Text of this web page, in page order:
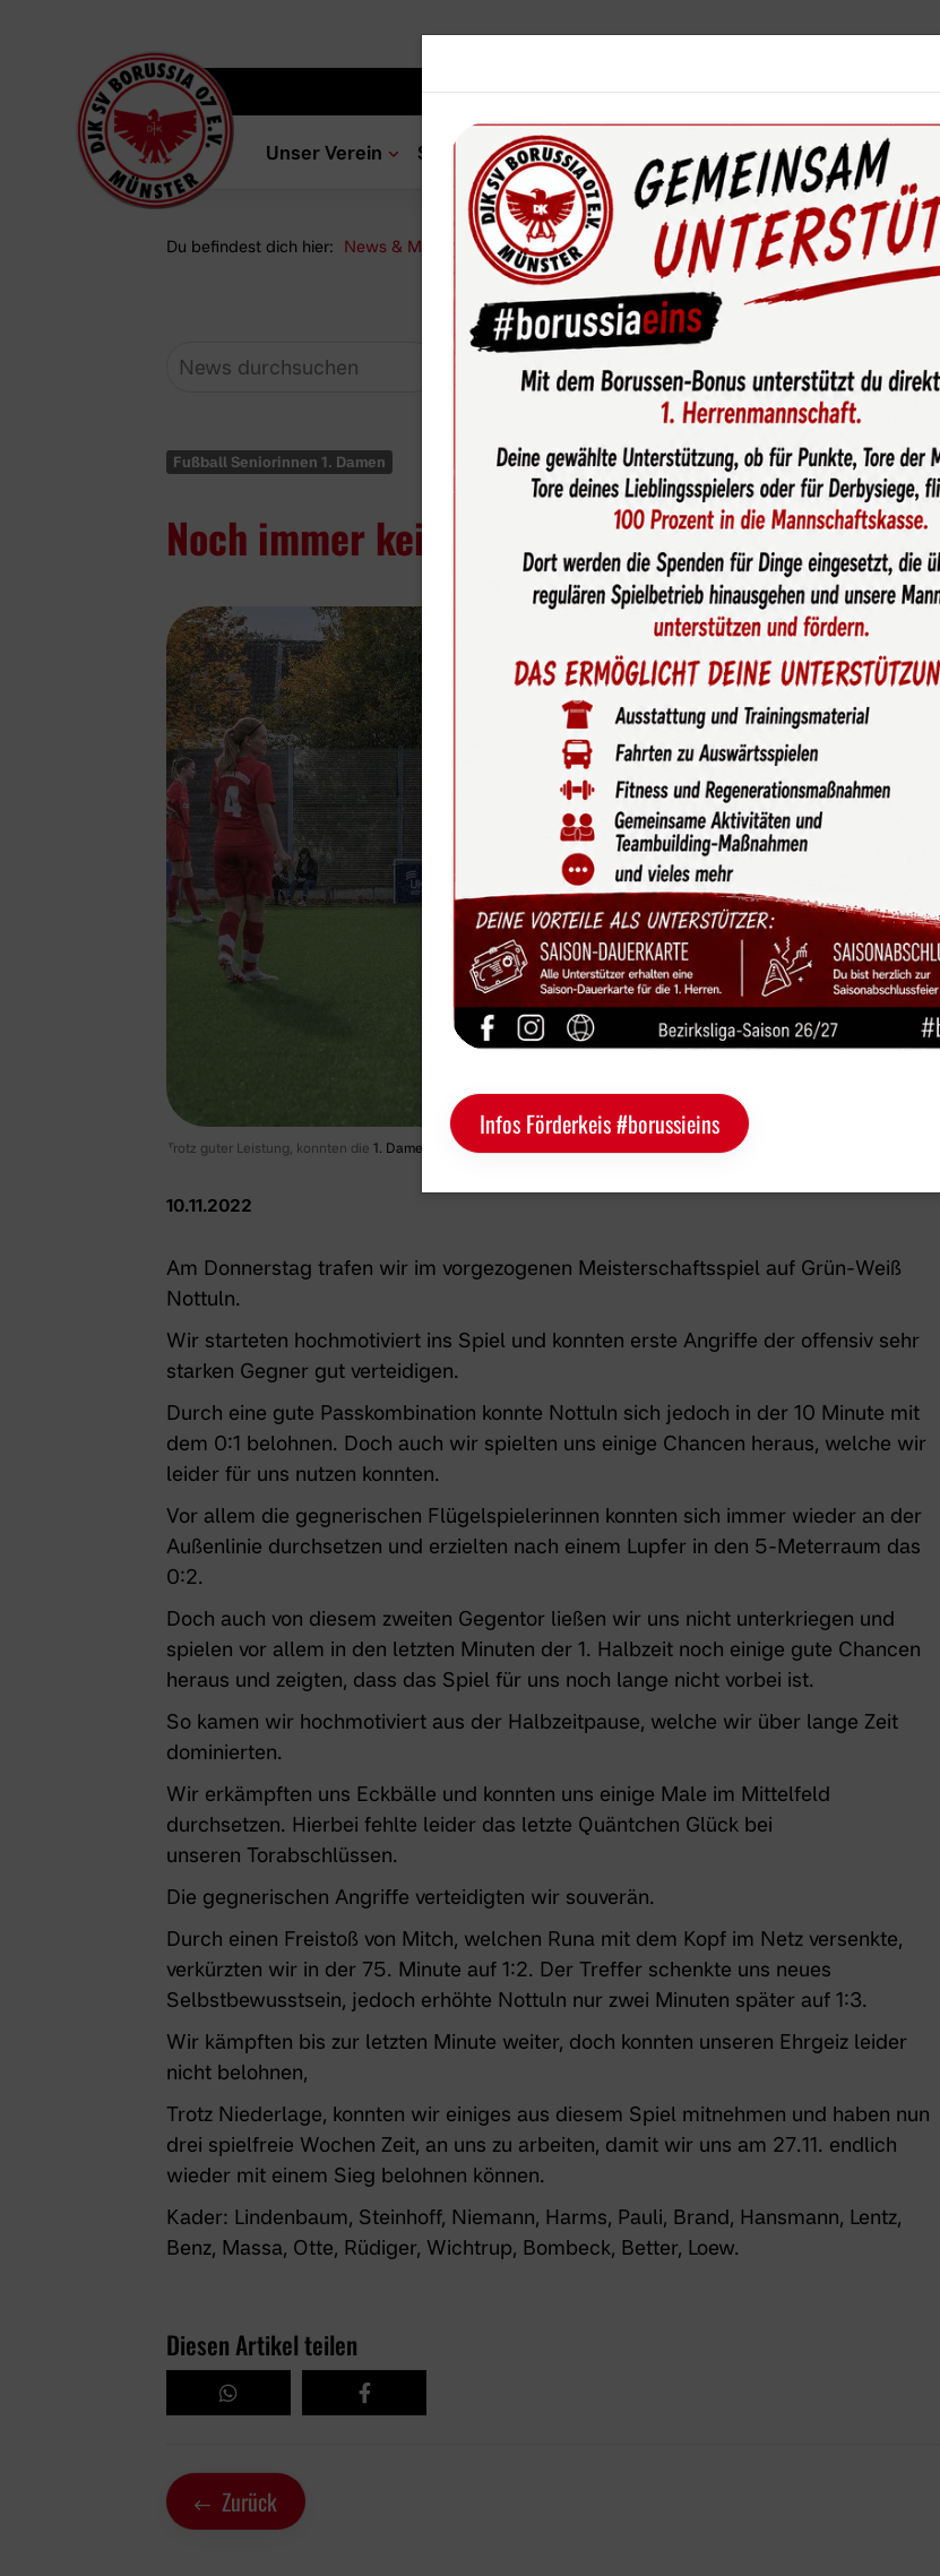
Unser Verein Sportangebot News & Media Service Sponsoren
Du befindest dich hier: News & Media Newsroom Noch immer keine Punkte für die 1. Damen
Fußball Seniorinnen 1. Damen
Noch immer keine Punkte für die 1. Damen
Trotz guter Leistung, konnten die 1. Damen keine Punkte für sich gewinnen.
10.11.2022
Am Donnerstag trafen wir im vorgezogenen Meisterschaftsspiel auf Grün-Weiß
Nottuln.
Wir starteten hochmotiviert ins Spiel und konnten erste Angriffe der offensiv sehr
starken Gegner gut verteidigen.
Durch eine gute Passkombination konnte Nottuln sich jedoch in der 10 Minute mit
dem 0:1 belohnen. Doch auch wir spielten uns einige Chancen heraus, welche wir
leider für uns nutzen konnten.
Vor allem die gegnerischen Flügelspielerinnen konnten sich immer wieder an der
Außenlinie durchsetzen und erzielten nach einem Lupfer in den 5-Meterraum das
0:2.
Doch auch von diesem zweiten Gegentor ließen wir uns nicht unterkriegen und
spielen vor allem in den letzten Minuten der 1. Halbzeit noch einige gute Chancen
heraus und zeigten, dass das Spiel für uns noch lange nicht vorbei ist.
So kamen wir hochmotiviert aus der Halbzeitpause, welche wir über lange Zeit
dominierten.
Wir erkämpften uns Eckbälle und konnten uns einige Male im Mittelfeld
durchsetzen. Hierbei fehlte leider das letzte Quäntchen Glück bei
unseren Torabschlüssen.
Die gegnerischen Angriffe verteidigten wir souverän.
Durch einen Freistoß von Mitch, welchen Runa mit dem Kopf im Netz versenkte,
verkürzten wir in der 75. Minute auf 1:2. Der Treffer schenkte uns neues
Selbstbewusstsein, jedoch erhöhte Nottuln nur zwei Minuten später auf 1:3.
Wir kämpften bis zur letzten Minute weiter, doch konnten unseren Ehrgeiz leider
nicht belohnen,
Trotz Niederlage, konnten wir einiges aus diesem Spiel mitnehmen und haben nun
drei spielfreie Wochen Zeit, an uns zu arbeiten, damit wir uns am 27.11. endlich
wieder mit einem Sieg belohnen können.
Kader: Lindenbaum, Steinhoff, Niemann, Harms, Pauli, Brand, Hansmann, Lentz,
Benz, Massa, Otte, Rüdiger, Wichtrup, Bombeck, Better, Loew.
Diesen Artikel teilen
Zurück
Infos Förderkeis #borussieins